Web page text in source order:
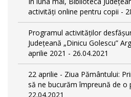
activități online pentru copii -
Programul activităților
Județeană „Dinicu Golescu”
aprilie 2021 - 26.04.2021
22 aprilie - Ziua Pământului:
să ne bucurăm împreună de o
22.04.2021